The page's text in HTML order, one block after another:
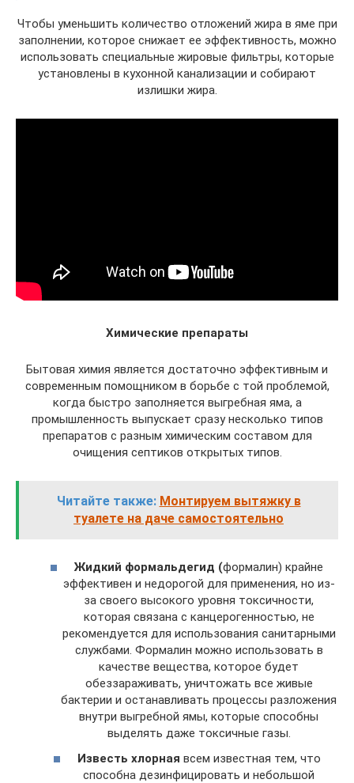
Чтобы уменьшить количество отложений жира в яме при
заполнении, которое снижает ее эффективность, можно
использовать специальные жировые фильтры, которые
установлены в кухонной канализации и собирают
излишки жира.
Химические препараты
Бытовая химия является достаточно эффективным и
современным помощником в борьбе с той проблемой,
когда быстро заполняется выгребная яма, а
промышленность выпускает сразу несколько типов
препаратов с разным химическим составом для
очищения септиков открытых типов.
Читайте также: Монтируем вытяжку в
туалете на даче самостоятельно
Жидкий формальдегид (формалин) крайне
эффективен и недорогой для применения, но из-
за своего высокого уровня токсичности,
которая связана с канцерогенностью, не
рекомендуется для использования санитарными
службами. Формалин можно использовать в
качестве вещества, которое будет
обеззараживать, уничтожать все живые
бактерии и останавливать процессы разложения
внутри выгребной ямы, которые способны
выделять даже токсичные газы.
Известь хлорная всем известная тем, что
способна дезинфицировать и небольшой